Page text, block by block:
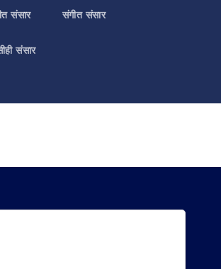
संसार संगीत संसार
संसार